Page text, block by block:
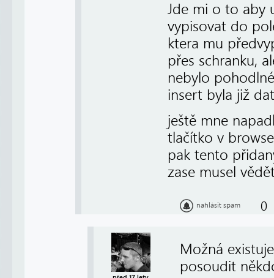
Jde mi o to aby
vypisovat do
ktera mu
přes schranku,
nebylo
insert byla již
ještě mne
tlačítko v
pak tento
zase musel
nahlásit spam 0
Možná
posoudit